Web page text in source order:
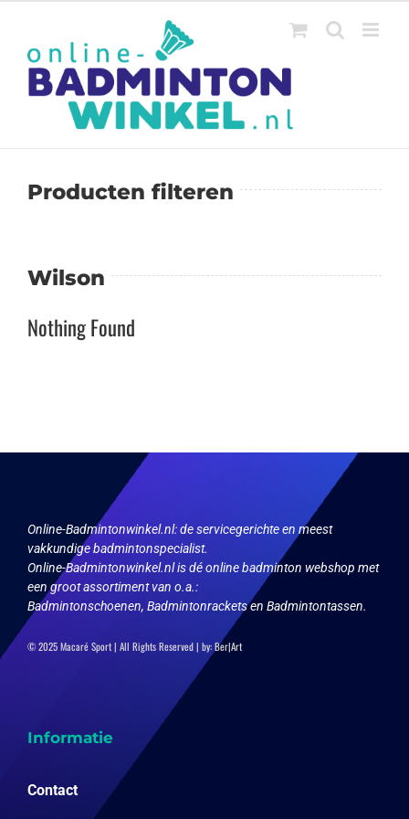
inhoud
Producten filteren
Wilson
Nothing Found
Online-Badmintonwinkel.nl:de servicegerichte en meest
vakkundige badmintonspecialist.
Online-Badmintonwinkel.nl is dé online badminton webshop met
een groot assortiment van o.a.:
Badmintonschoenen, Badmintonrackets en Badmintontassen.
© 2025 Macaré Sport | All Rights Reserved | by:Ber|Art
Informatie
Contact